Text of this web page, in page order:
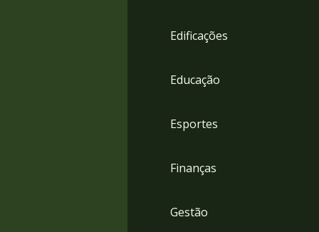
Edificações
Educação
Esportes
Finanças
Gestão